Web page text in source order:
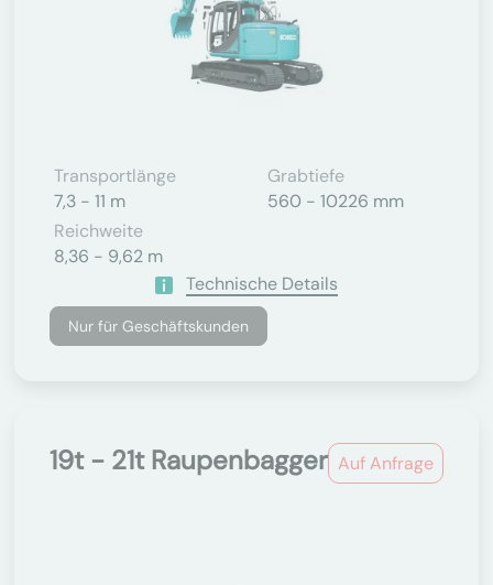
Transportlänge
7,3 - 11 m
Grabtiefe
560 - 10226 mm
Reichweite
8,36 - 9,62 m
Technische Details
Nur für Geschäftskunden
Auf Anfrage
19t - 21t Raupenbagger